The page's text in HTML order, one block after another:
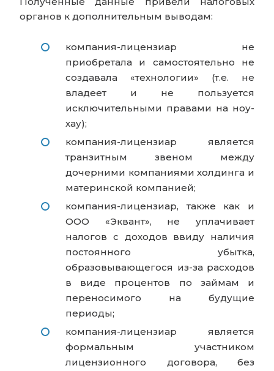
органов к дополнительным выводам:
компания-лицензиар не
приобретала и самостоятельно не
создавала «технологии» (т.е. не
владеет и не пользуется
исключительными правами на ноу-
хау);
компания-лицензиар является
транзитным звеном между
дочерними компаниями холдинга и
материнской компанией;
компания-лицензиар, также как и
ООО «Эквант», не уплачивает
налогов с доходов ввиду наличия
постоянного убытка,
образовывающегося из-за расходов
в виде процентов по займам и
переносимого на будущие
периоды;
компания-лицензиар является
формальным участником
лицензионного договора, без